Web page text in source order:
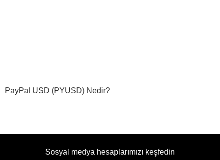
PayPal USD (PYUSD) Nedir?
Sosyal medya hesaplarımızı keşfedin